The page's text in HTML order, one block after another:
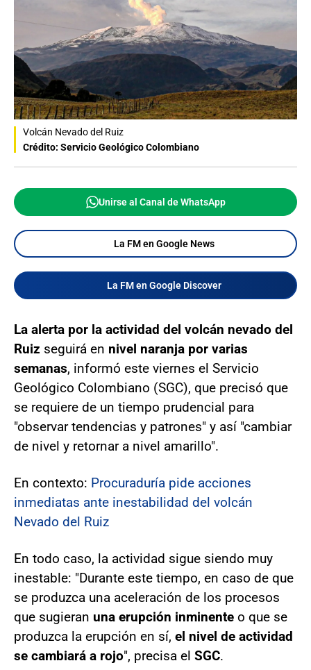
Volcán Nevado del Ruiz
Crédito: Servicio Geológico Colombiano
Unirse al Canal de WhatsApp
La FM en Google News
La FM en Google Discover
La alerta por la actividad del volcán nevado del
Ruiz seguirá en nivel naranja por varias
semanas, informó este viernes el Servicio
Geológico Colombiano (SGC), que precisó que
se requiere de un tiempo prudencial para
"observar tendencias y patrones" y así "cambiar
de nivel y retornar a nivel amarillo".
En contexto: Procuraduría pide acciones
inmediatas ante inestabilidad del volcán
Nevado del Ruiz
En todo caso, la actividad sigue siendo muy
inestable: "Durante este tiempo, en caso de que
se produzca una aceleración de los procesos
que sugieran una erupción inminente o que se
produzca la erupción en sí, el nivel de actividad
se cambiará a rojo", precisa el SGC.